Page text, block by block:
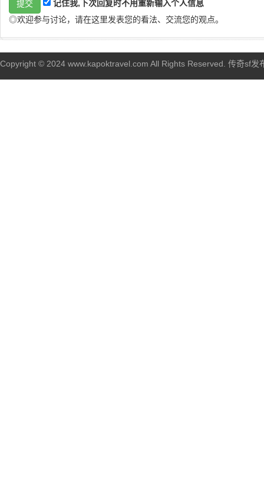
记住我,下次回复时不用重新输入个人信息
◎欢迎参与讨论，请在这里发表您的看法、交流您的观点。
Copyright © 2024 www.kapoktravel.com All Rights Reserved. 传奇sf发